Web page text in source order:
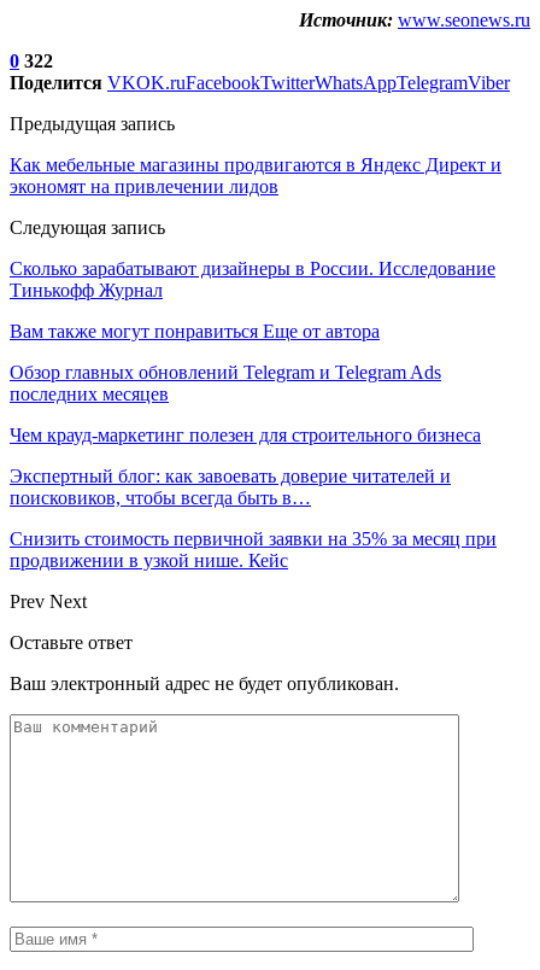
Источник: www.seonews.ru
0 322
Поделится VKOK.ruFacebookTwitterWhatsAppTelegramViber
Предыдущая запись
Как мебельные магазины продвигаются в Яндекс Директ и
экономят на привлечении лидов
Следующая запись
Сколько зарабатывают дизайнеры в России. Исследование
Тинькофф Журнал
Вам также могут понравиться Еще от автора
Обзор главных обновлений Telegram и Telegram Ads
последних месяцев
Чем крауд-маркетинг полезен для строительного бизнеса
Экспертный блог: как завоевать доверие читателей и
поисковиков, чтобы всегда быть в…
Снизить стоимость первичной заявки на 35% за месяц при
продвижении в узкой нише. Кейс
Prev Next
Оставьте ответ
Ваш электронный адрес не будет опубликован.